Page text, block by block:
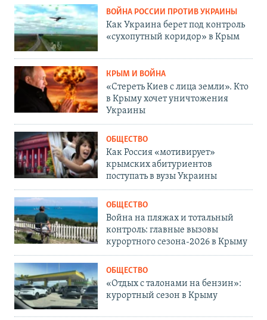
ВОЙНА РОССИИ ПРОТИВ УКРАИНЫ
Как Украина берет под контроль
«сухопутный коридор» в Крым
КРЫМ И ВОЙНА
«Стереть Киев с лица земли». Кто
в Крыму хочет уничтожения
Украины
ОБЩЕСТВО
Как Россия «мотивирует»
крымских абитуриентов
поступать в вузы Украины
ОБЩЕСТВО
Война на пляжах и тотальный
контроль: главные вызовы
курортного сезона-2026 в Крыму
ОБЩЕСТВО
«Отдых с талонами на бензин»:
курортный сезон в Крыму